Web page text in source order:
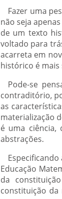
Fazer uma
não seja
de um texto
voltado para
acarreta em
histórico é
Pode-se
contraditório,
as
materialização
é uma ciência,
abstrações.
Educação
da
constituição da